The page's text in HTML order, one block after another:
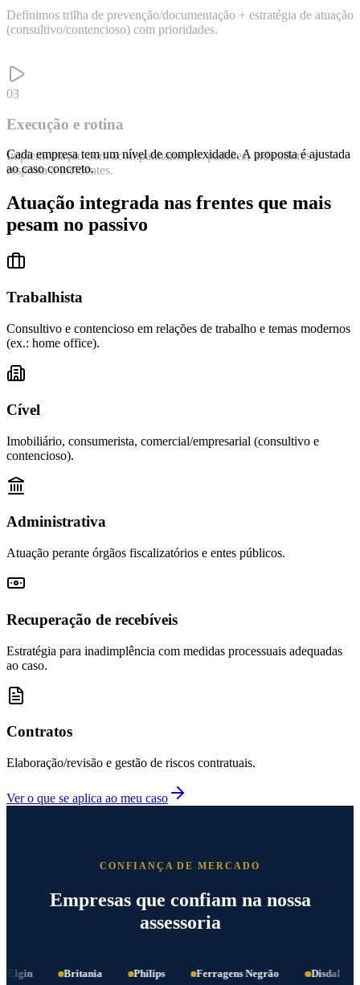
Definimos trilha de prevenção/documentação + estratégia de atuação
(consultivo/contencioso) com prioridades.
03
Execução e rotina
Implementação com acompanhamento: padrões, indicadores e
resposta a incidentes.
Cada empresa tem um nível de complexidade. A proposta é ajustada
ao caso concreto.
Atuação integrada nas frentes que mais
pesam no passivo
Trabalhista
Consultivo e contencioso em relações de trabalho e temas modernos
(ex.: home office).
Cível
Imobiliário, consumerista, comercial/empresarial (consultivo e
contencioso).
Administrativa
Atuação perante órgãos fiscalizatórios e entes públicos.
Recuperação de recebíveis
Estratégia para inadimplência com medidas processuais adequadas
ao caso.
Contratos
Elaboração/revisão e gestão de riscos contratuais.
Ver o que se aplica ao meu caso
CONFIANÇA DE MERCADO
Empresas que confiam na nossa
assessoria
Britania Philips Ferragens Negrão Disdal